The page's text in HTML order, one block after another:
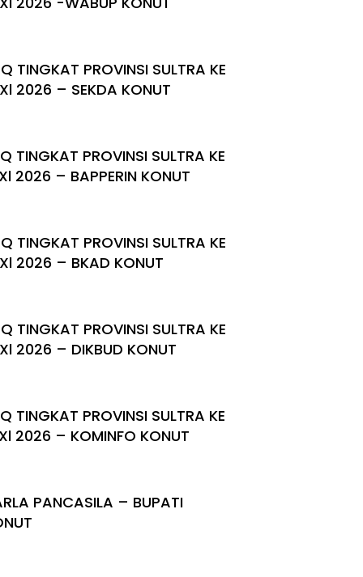
TINGKAT PROVINSI SULTRA KE
2026 – SEKDA KONUT
TINGKAT PROVINSI SULTRA KE
2026 – BAPPERIN KONUT
TINGKAT PROVINSI SULTRA KE
2026 – BKAD KONUT
TINGKAT PROVINSI SULTRA KE
2026 – DIKBUD KONUT
TINGKAT PROVINSI SULTRA KE
2026 – KOMINFO KONUT
PANCASILA – BUPATI